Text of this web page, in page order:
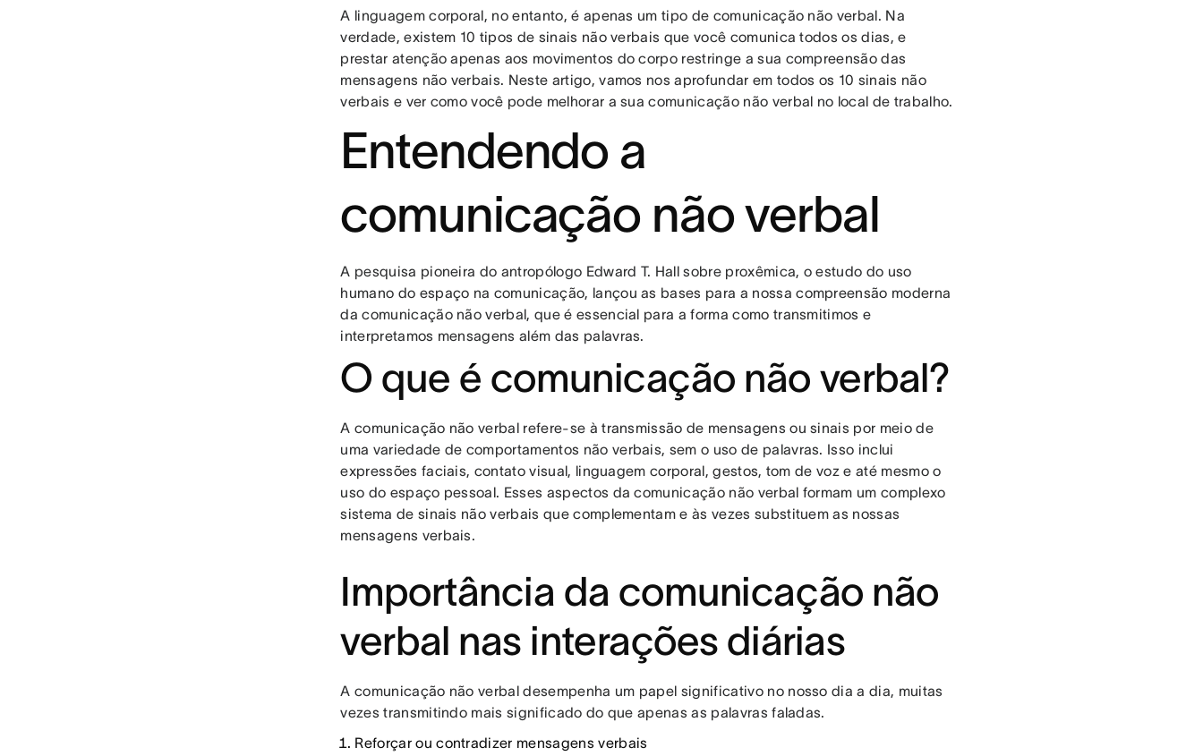
A linguagem corporal, no entanto, é apenas um tipo de comunicação não verbal. Na
verdade, existem 10 tipos de sinais não verbais que você comunica todos os dias, e
prestar atenção apenas aos movimentos do corpo restringe a sua compreensão das
mensagens não verbais. Neste artigo, vamos nos aprofundar em todos os 10 sinais não
verbais e ver como você pode melhorar a sua comunicação não verbal no local de trabalho.
Entendendo a
comunicação não verbal
A pesquisa pioneira do antropólogo Edward T. Hall sobre proxêmica, o estudo do uso
humano do espaço na comunicação, lançou as bases para a nossa compreensão moderna
da comunicação não verbal, que é essencial para a forma como transmitimos e
interpretamos mensagens além das palavras.
O que é comunicação não verbal?
A comunicação não verbal refere-se à transmissão de mensagens ou sinais por meio de
uma variedade de comportamentos não verbais, sem o uso de palavras. Isso inclui
expressões faciais, contato visual, linguagem corporal, gestos, tom de voz e até mesmo o
uso do espaço pessoal. Esses aspectos da comunicação não verbal formam um complexo
sistema de sinais não verbais que complementam e às vezes substituem as nossas
mensagens verbais.
Importância da comunicação não
verbal nas interações diárias
A comunicação não verbal desempenha um papel significativo no nosso dia a dia, muitas
vezes transmitindo mais significado do que apenas as palavras faladas.
Reforçar ou contradizer mensagens verbais